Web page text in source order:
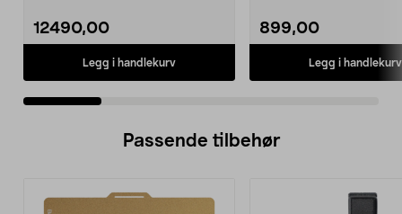
12490,00
Legg i handlekurv
899,00
Legg i handlekurv
Passende tilbehør